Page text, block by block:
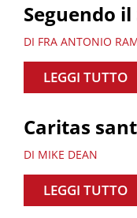
Seguendo
DI FRA ANTONIO
LEGGI TUTTO
Caritas
DI MIKE DEAN
LEGGI TUTTO